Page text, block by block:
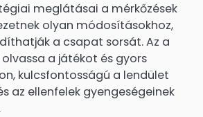
meglátásai a mérkőzések
olyan módosításokhoz,
a csapat sorsát. Az a
a játékot és gyors
kulcsfontosságú a lendület
az ellenfelek gyengeségeinek